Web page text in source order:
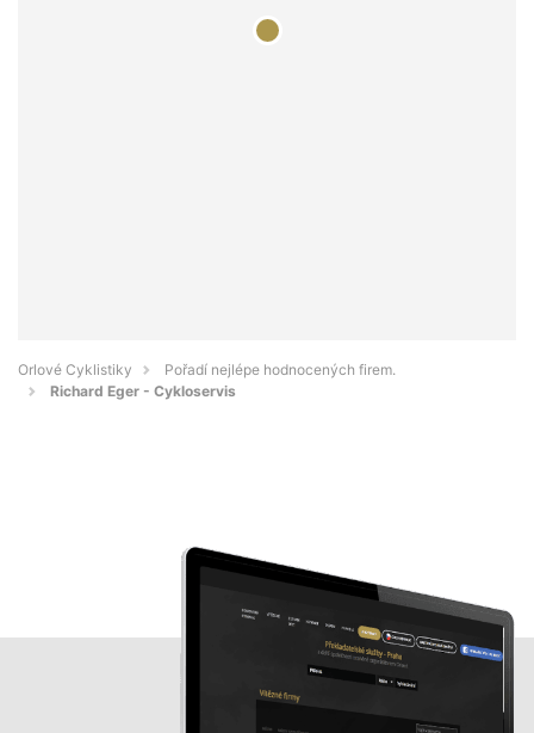
Orlové Cyklistiky
Pořadí nejlépe hodnocených firem.
Richard Eger - Cykloservis